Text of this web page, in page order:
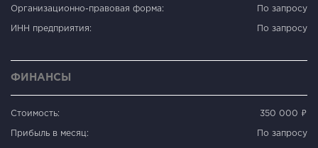
Организационно-правовая форма: По запросу
ИНН предприятия: По запросу
ФИНАНСЫ
Стоимость: 350 000 ₽
Прибыль в месяц: По запросу